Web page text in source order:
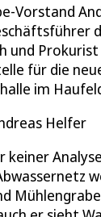
Vorstand
und
für die
im
Helfer
keiner